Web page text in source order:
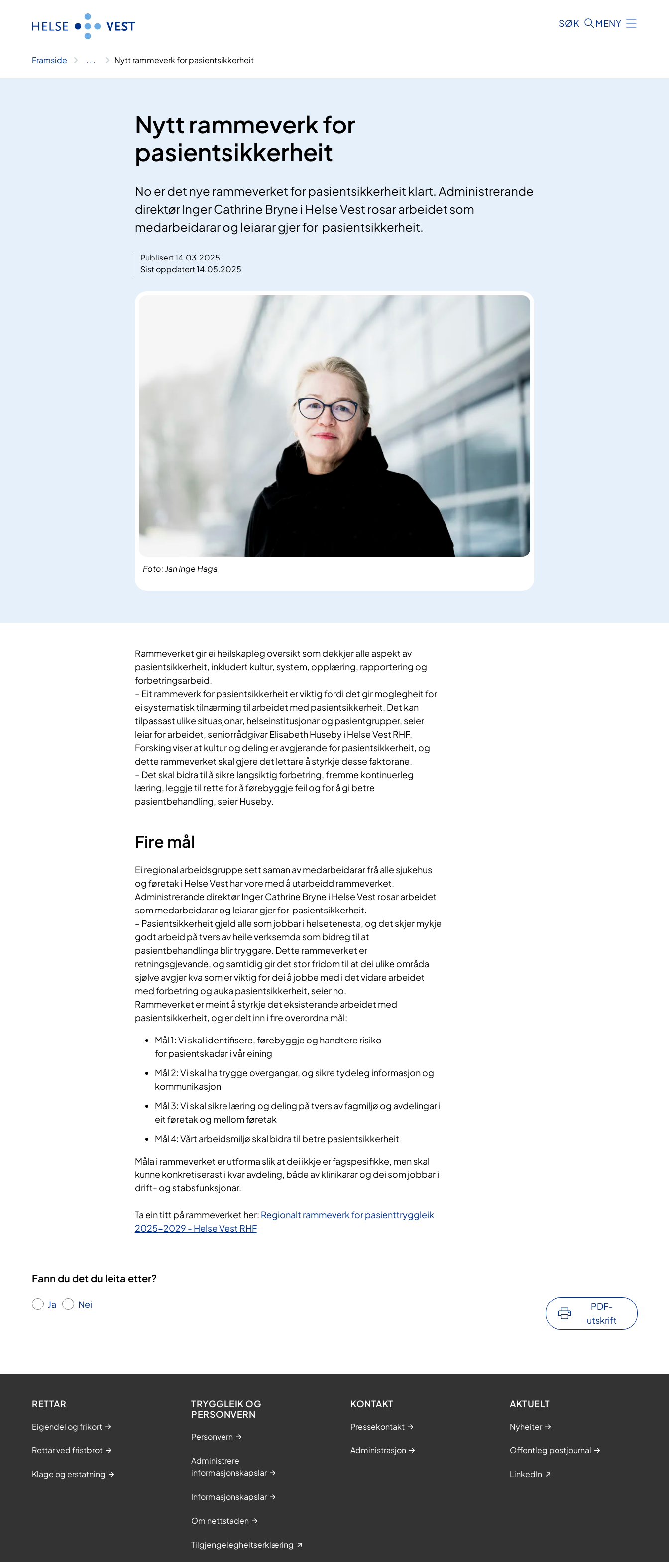
SØK MENY
Framside .. . Nytt rammeverk for pasientsikkerheit
Nytt rammeverk for
pasientsikkerheit
No er det nye rammeverket for pasientsikkerheit klart. Administrerande
direktør Inger Cathrine Bryne i Helse Vest rosar arbeidet som
medarbeidarar og leiarar gjer for pasientsikkerheit.
Publisert 14.03.2025
Sist oppdatert 14.05.2025
Foto: Jan Inge Haga
Rammeverket gir ei heilskapleg oversikt som dekkjer alle aspekt av
pasientsikkerheit, inkludert kultur, system, opplæring, rapportering og
forbetringsarbeid.
– Eit rammeverk for pasientsikkerheit er viktig fordi det gir moglegheit for
ei systematisk tilnærming til arbeidet med pasientsikkerheit. Det kan
tilpassast ulike situasjonar, helseinstitusjonar og pasientgrupper, seier
leiar for arbeidet, seniorrådgivar Elisabeth Huseby i Helse Vest RHF.
Forsking viser at kultur og deling er avgjerande for pasientsikkerheit, og
dette rammeverket skal gjere det lettare å styrkje desse faktorane.
– Det skal bidra til å sikre langsiktig forbetring, fremme kontinuerleg
læring, leggje til rette for å førebyggje feil og for å gi betre
pasientbehandling, seier Huseby.
Fire mål
Ei regional arbeidsgruppe sett saman av medarbeidarar frå alle sjukehus
og føretak i Helse Vest har vore med å utarbeidd rammeverket.
Administrerande direktør Inger Cathrine Bryne i Helse Vest rosar arbeidet
som medarbeidarar og leiarar gjer for pasientsikkerheit.
– Pasientsikkerheit gjeld alle som jobbar i helsetenesta, og det skjer mykje
godt arbeid på tvers av heile verksemda som bidreg til at
pasientbehandlinga blir tryggare. Dette rammeverket er
retningsgjevande, og samtidig gir det stor fridom til at dei ulike områda
sjølve avgjer kva som er viktig for dei å jobbe med i det vidare arbeidet
med forbetring og auka pasientsikkerheit, seier ho.
Rammeverket er meint å styrkje det eksisterande arbeidet med
pasientsikkerheit, og er delt inn i fire overordna mål:
Mål 1: Vi skal identifisere, førebyggje og handtere risiko
for pasientskadar i vår eining
Mål 2: Vi skal ha trygge overgangar, og sikre tydeleg informasjon og
kommunikasjon
Mål 3: Vi skal sikre læring og deling på tvers av fagmiljø og avdelingar i
eit føretak og mellom føretak
Mål 4: Vårt arbeidsmiljø skal bidra til betre pasientsikkerheit
Måla i rammeverket er utforma slik at dei ikkje er fagspesifikke, men skal
kunne konkretiserast i kvar avdeling, både av klinikarar og dei som jobbar i
drift- og stabsfunksjonar.
Ta ein titt på rammeverket her: Regionalt rammeverk for pasienttryggleik
2025-2029 - Helse Vest RHF
Fann du det du leita etter?
Ja Nei
PDF-
utskrift
RETTAR
Eigendel og frikort
Rettar ved fristbrot
Klage og erstatning
TRYGGLEIK OG
PERSONVERN
Personvern
Administrere
informasjonskapslar
Informasjonskapslar
Om nettstaden
Tilgjengelegheitserklæring
KONTAKT
Pressekontakt
Administrasjon
AKTUELT
Nyheiter
Offentleg postjournal
LinkedIn